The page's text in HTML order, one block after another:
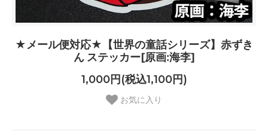
★メール便対応★【世界の童話シリーズ】赤ずき
ん ステッカー[原画:海李]
1,000円(税込1,100円)
お気に入り